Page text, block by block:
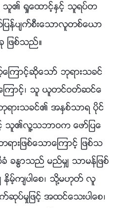
သူ၏ ရႈေထာင့္ႏွင့္ သူရပ္တ
ပန္ပ်က္စီးေသာလူတစ္ေယာ
ျဖစ္သည္။
ာင့္ဆိုေသာ္ ဘုရားသခင္
ၾကာင့္၊ သူ ယူတင္ဝတ္ဆင္ေ
ားသခင္၏ အႏွစ္သာရ ပိုင္
သူ၏လူ႔သဘာဝက ေဖာ္ျပေ
းျဖစ္ေသာေၾကာင့္ ျဖစ္သ
ခႏၶာသည္ မည္မွ် သာမန္ျဖစ္
မွ် နိမ့္က်ပါေစ၊ သို႔မဟုတ္ လူ
မႈျဖင့္ အထင္ေသးပါေစ၊